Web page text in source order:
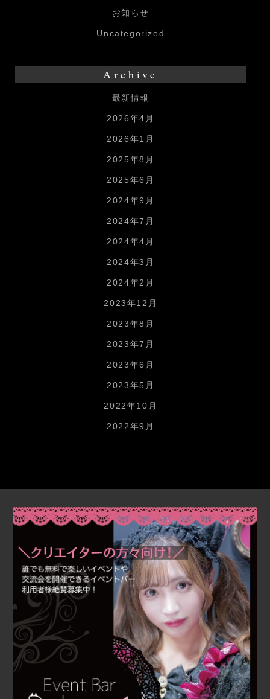
お知らせ
Uncategorized
Archive
最新情報
2026年4月
2026年1月
2025年8月
2025年6月
2024年9月
2024年7月
2024年4月
2024年3月
2024年2月
2023年12月
2023年8月
2023年7月
2023年6月
2023年5月
2022年10月
2022年9月